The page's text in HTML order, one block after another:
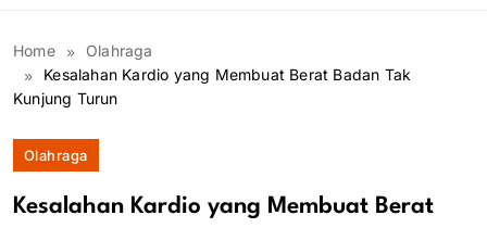
Home
Olahraga
Kesalahan Kardio yang Membuat Berat Badan Tak
Kunjung Turun
Olahraga
Kesalahan Kardio yang Membuat Berat